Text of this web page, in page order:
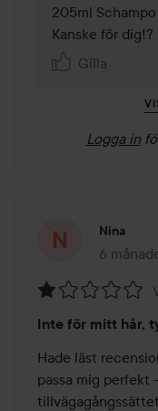
205ml
Kanske för dig!?
Gilla
Logga in
Nina
6
Inlägget
1
av
5
Inte för mitt hår,
Hade läst
passa mig perfekt